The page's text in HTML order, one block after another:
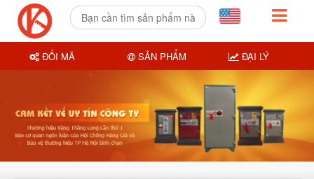
ĐỔI MÃ SẢN PHẨM ĐẠI LÝ